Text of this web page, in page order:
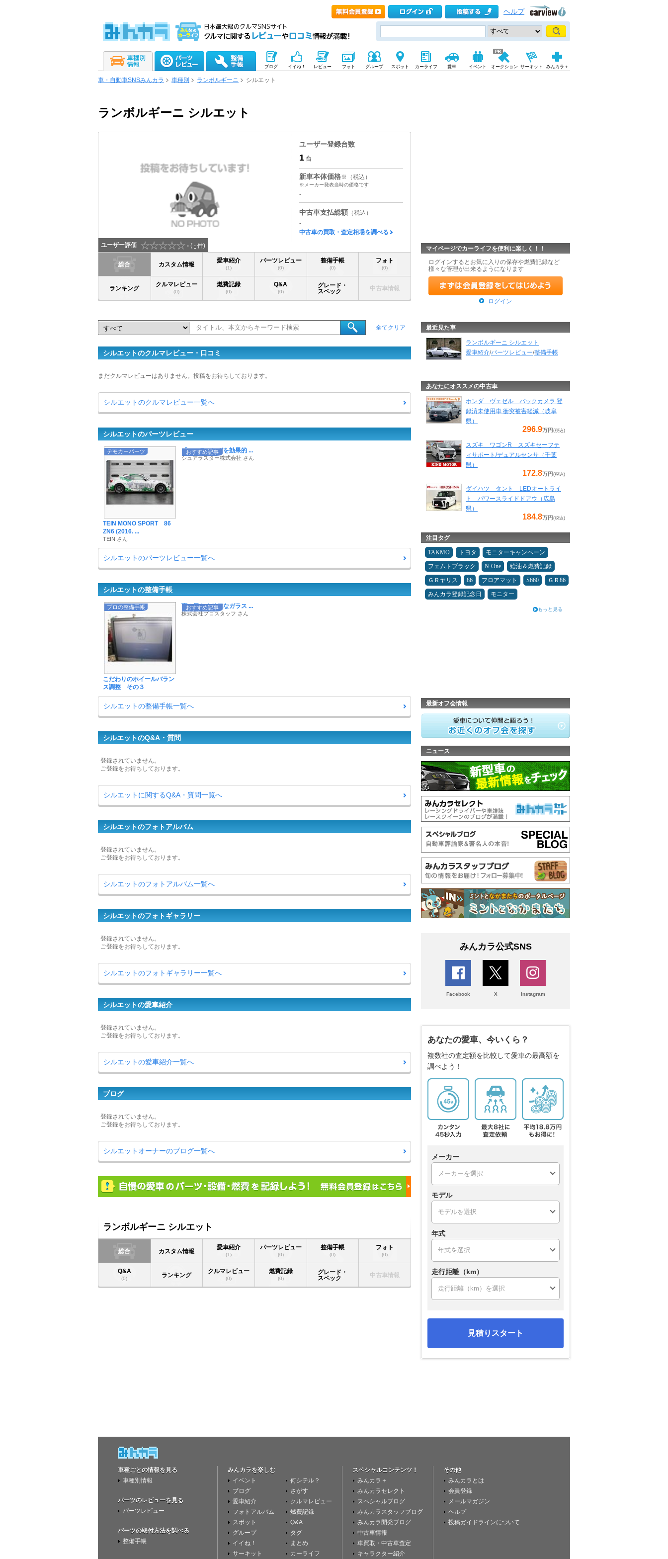
ヘルプ
ブログ イイね！ レビュー フォト グループ スポット カーライフ 愛車 イベント オークション サーキット みんカラ＋
車・自動車SNSみんカラ 車種別 ランボルギーニ シルエット
ランボルギーニ シルエット
ユーザー評価 - ( - 件)
ユーザー登録台数
1 台
新車本体価格※（税込）
※メーカー発表当時の価格です
-
中古車支払総額 （税込）
-
中古車の買取・査定相場を調べる
総合 カスタム情報
愛車紹介
(1)
パーツレビュー
(0)
整備手帳
(0)
フォト
(0)
ランキング
クルマレビュー
(0)
燃費記録
(0)
Q&A
(0)
グレード・
スペック
中古車情報
全てクリア
シルエットのクルマレビュー・口コミ
まだクルマレビューはありません。投稿をお待ちしております。
シルエットのクルマレビュー一覧へ
シルエットのパーツレビュー
デモカーパーツ
TEIN MONO SPORT 86
ZN6 (2016. ...
TEIN さん
おすすめ記事
「コーティングを効果的 ...
シュアラスター株式会社 さん
シルエットのパーツレビュー一覧へ
シルエットの整備手帳
プロの整備手帳
こだわりのホイールバラン
ス調整 その３
おすすめ記事
雨の日もクリアなガラス ...
株式会社プロスタッフ さん
シルエットの整備手帳一覧へ
シルエットのQ&A・質問
登録されていません。
ご登録をお待ちしております。
シルエットに関するQ&A・質問一覧へ
シルエットのフォトアルバム
登録されていません。
ご登録をお待ちしております。
シルエットのフォトアルバム一覧へ
シルエットのフォトギャラリー
登録されていません。
ご登録をお待ちしております。
シルエットのフォトギャラリー一覧へ
シルエットの愛車紹介
登録されていません。
ご登録をお待ちしております。
シルエットの愛車紹介一覧へ
ブログ
登録されていません。
ご登録をお待ちしております。
シルエットオーナーのブログ一覧へ
ランボルギーニ シルエット
総合 カスタム情報
愛車紹介
(1)
パーツレビュー
(0)
整備手帳
(0)
フォト
(0)
Q&A
(0) ランキング
クルマレビュー
(0)
燃費記録
(0)
グレード・
スペック
中古車情報
マイページでカーライフを便利に楽しく！！
ログインするとお気に入りの保存や燃費記録など
様々な管理が出来るようになります
ログイン
最近見た車
ランボルギーニ シルエット
愛車紹介/パーツレビュー/整備手帳
あなたにオススメの中古車
ホンダ ヴェゼル バックカメラ 登
録済未使用車 衝突被害軽減（岐阜
県）
296.9万円 (税込)
スズキ ワゴンR スズキセーフテ
ィサポート/デュアルセンサ（千葉
県）
172.8万円 (税込)
ダイハツ タント LEDオートライ
ト パワースライドドアウ（広島
県）
184.8万円 (税込)
注目タグ
TAKMO トヨタ
モニターキャンペーン
フェムトブラック
N-One
給油＆燃費記録
ＧＲヤリス
86 フロアマット S660
ＧＲ86
みんカラ登録記念日
モニター
もっと見る
最新オフ会情報
ニュース
みんカラ公式SNS
Facebook X Instagram
あなたの愛車、今いくら？
複数社の査定額を比較して愛車の最高額を
調べよう！
メーカー
モデル
年式
走行距離（km）
見積りスタート
車種ごとの情報を見る
車種別情報
パーツのレビューを見る
パーツレビュー
パーツの取付方法を調べる
整備手帳
みんカラを楽しむ
イベント
ブログ
愛車紹介
フォトアルバム
スポット
グループ
イイね！
サーキット
何シテル？
さがす
クルマレビュー
燃費記録
Q&A
タグ
まとめ
カーライフ
スペシャルコンテンツ！
みんカラ＋
みんカラセレクト
スペシャルブログ
みんカラスタッフブログ
みんカラ開発ブログ
中古車情報
車買取・中古車査定
キャラクター紹介
その他
みんカラとは
会員登録
メールマガジン
ヘルプ
投稿ガイドラインについて